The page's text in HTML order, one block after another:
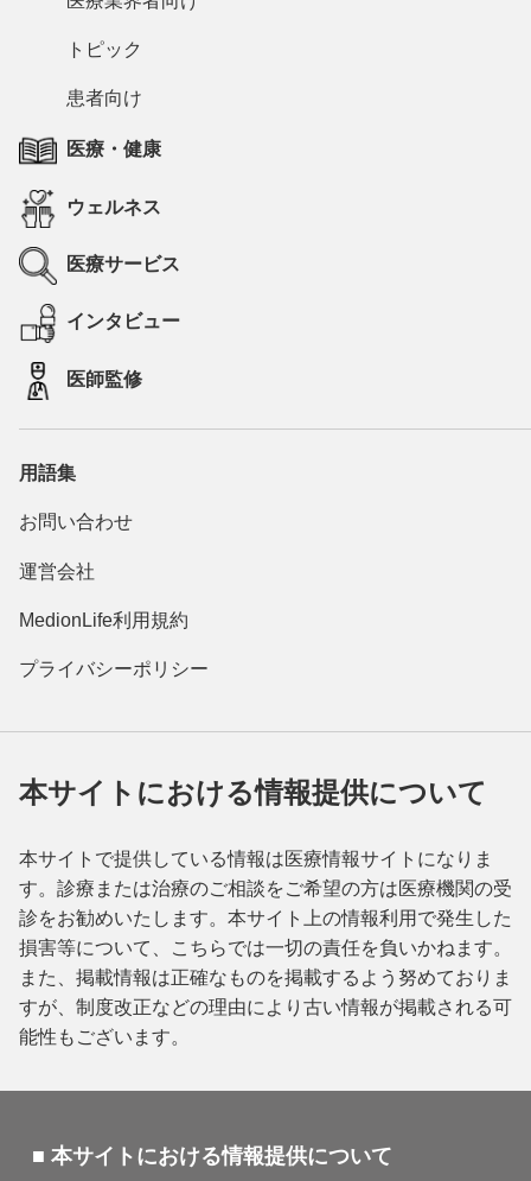
トピック
患者向け
医療・健康
ウェルネス
医療サービス
インタビュー
医師監修
用語集
お問い合わせ
運営会社
MedionLife利用規約
プライバシーポリシー
本サイトにおける情報提供について
本サイトで提供している情報は医療情報サイトになりま
す。診療または治療のご相談をご希望の方は医療機関の受
診をお勧めいたします。本サイト上の情報利用で発生した
損害等について、こちらでは一切の責任を負いかねます。
また、掲載情報は正確なものを掲載するよう努めておりま
すが、制度改正などの理由により古い情報が掲載される可
能性もございます。
■ 本サイトにおける情報提供について